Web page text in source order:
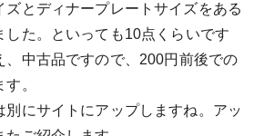
ズとディナープレートサイズをある
した。といっても10点くらいです
、中古品ですので、200円前後での
。
別にサイトにアップしますね。アッ